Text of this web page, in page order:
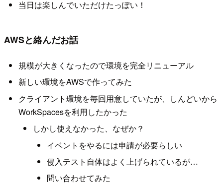
当日は楽しんでいただけたっぽい！
AWSと絡んだお話
規模が大きくなったので環境を完全リニューアル
新しい環境をAWSで作ってみた
クライアント環境を毎回用意していたが、しんどいから
WorkSpacesを利用したかった
しかし使えなかった、なぜか？
イベントをやるには申請が必要らしい
侵入テスト自体はよく上げられているが…
問い合わせてみた